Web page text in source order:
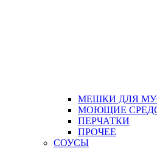
МЕШКИ ДЛЯ
МОЮЩИЕ
ПЕРЧАТКИ
ПРОЧЕЕ
СОУСЫ